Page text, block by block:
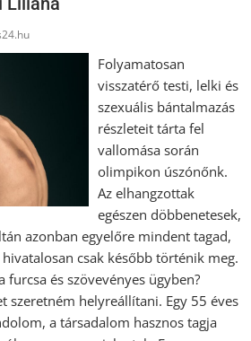
Folyamatosan
visszatérő testi, lelki és
szexuális bántalmazás
részleteit tárta fel
vallomása során
olimpikon úszónőnk.
Az elhangzottak
egészen döbbenetesek,
azonban egyelőre mindent tagad,
csak később történik meg.
furcsa és szövevényes ügyben?
szeretném helyreállítani. Egy 55 éves
a társadalom hasznos tagja